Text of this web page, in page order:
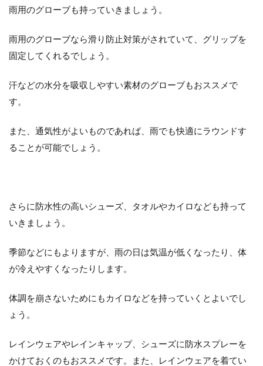
雨用のグローブも持っていきましょう。
雨用のグローブなら滑り防止対策がされていて、グリップを
固定してくれるでしょう。
汗などの水分を吸収しやすい素材のグローブもおススメで
す。
また、通気性がよいものであれば、雨でも快適にラウンドす
ることが可能でしょう。
さらに防水性の高いシューズ、タオルやカイロなども持って
いきましょう。
季節などにもよりますが、雨の日は気温が低くなったり、体
が冷えやすくなったりします。
体調を崩さないためにもカイロなどを持っていくとよいでし
ょう。
レインウェアやレインキャップ、シューズに防水スプレーを
かけておくのもおススメです。また、レインウェアを着てい